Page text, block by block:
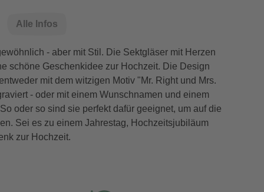
Alle Infos
- aber mit Stil. Die Sektgläser mit Herzen
schöne Geschenkidee zur Hochzeit. Die Design
mit dem witzigen Motiv "Mr. Right und Mrs.
- oder mit einem Wunschnamen und einem
oder so sind sie perfekt dafür geeignet, um auf die
Sei es zu einem Jahrestag, Hochzeitsjubiläum
zur Hochzeit.